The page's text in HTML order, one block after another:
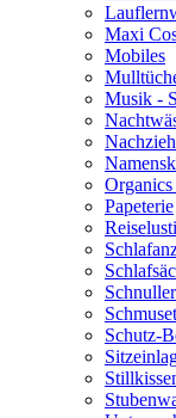
Maxi
Mobiles
Musik -
Papeterie
Schutz-